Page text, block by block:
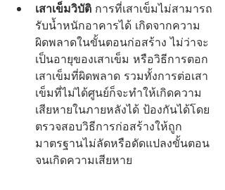
เสาเข็มวิบัติ การที่เสาเข็มไม่สามารถ
รับน้ำหนักอาคารได้ เกิดจากความ
ผิดพลาดในขั้นตอนก่อสร้าง ไม่ว่าจะ
เป็นอายุของเสาเข็ม หรือวิธีการตอก
เสาเข็มที่ผิดพลาด รวมทั้งการต่อเสา
เข็มที่ไม่ได้ศูนย์ก็จะทำให้เกิดความ
เสียหายในภายหลังได้ ป้องกันได้โดย
ตรวจสอบวิธีการก่อสร้างให้ถูก
มาตรฐานไม่ลัดหรือดัดแปลงขั้นตอน
จนเกิดความเสียหาย